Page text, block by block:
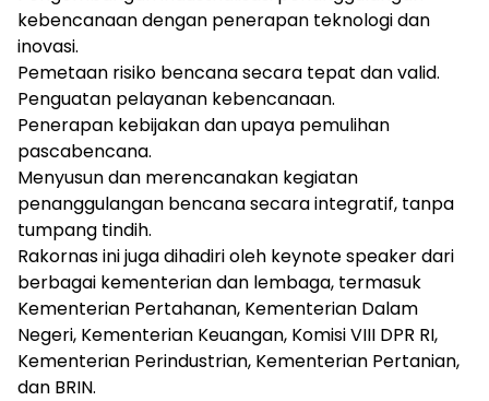
kebencanaan dengan penerapan teknologi dan
inovasi.
Pemetaan risiko bencana secara tepat dan valid.
Penguatan pelayanan kebencanaan.
Penerapan kebijakan dan upaya pemulihan
pascabencana.
Menyusun dan merencanakan kegiatan
penanggulangan bencana secara integratif, tanpa
tumpang tindih.
Rakornas ini juga dihadiri oleh keynote speaker dari
berbagai kementerian dan lembaga, termasuk
Kementerian Pertahanan, Kementerian Dalam
Negeri, Kementerian Keuangan, Komisi VIII DPR RI,
Kementerian Perindustrian, Kementerian Pertanian,
dan BRIN.